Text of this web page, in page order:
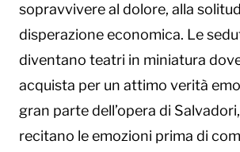
sopravvivere al dolore, alla
disperazione economica. Le
diventano teatri in miniatura
acquista per un attimo verità
gran parte dell’opera di
recitano le emozioni prima di